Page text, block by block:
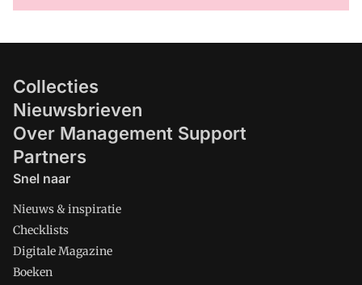
Collecties
Nieuwsbrieven
Over Management Support
Partners
Snel naar
Nieuws & inspiratie
Checklists
Digitale Magazine
Boeken